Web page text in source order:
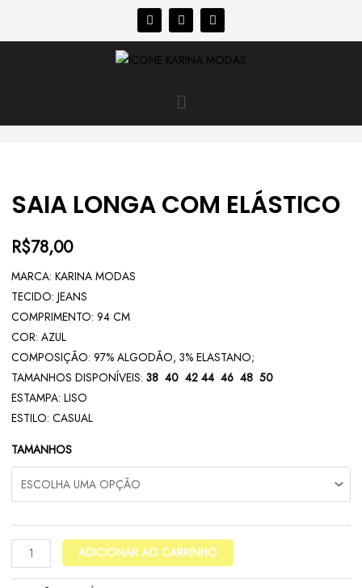
SAIA LONGA COM ELÁSTICO
R$78,00
MARCA: KARINA MODAS
TECIDO: JEANS
COMPRIMENTO: 94 CM
COR: AZUL
COMPOSIÇÃO: 97% ALGODÃO, 3% ELASTANO;
TAMANHOS DISPONÍVEIS: 38 40 42 44 46 48 50
ESTAMPA: LISO
ESTILO: CASUAL
TAMANHOS
ADICIONAR AO CARRINHO